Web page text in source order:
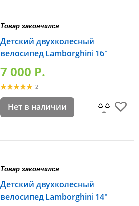
Товар закончился
Детский двухколесный
велосипед Lamborghini 16"
7 000 P.
2
Нет в наличии
Товар закончился
Детский двухколесный
велосипед Lamborghini 14"